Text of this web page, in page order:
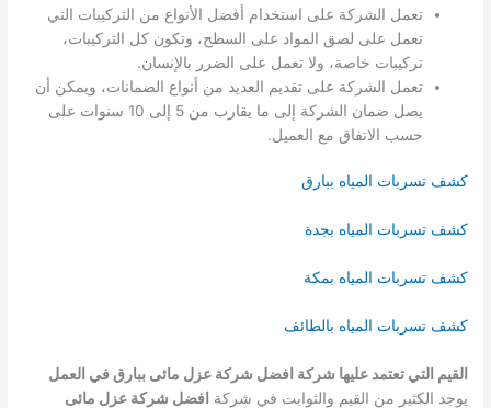
تعمل الشركة على استخدام أفضل الأنواع من التركيبات التي
تعمل على لصق المواد على السطح، وتكون كل التركيبات،
تركيبات خاصة، ولا تعمل على الضرر بالإنسان.
تعمل الشركة على تقديم العديد من أنواع الضمانات، ويمكن أن
يصل ضمان الشركة إلى ما يقارب من 5 إلى 10 سنوات على
حسب الاتفاق مع العميل.
كشف تسربات المياه ببارق
كشف تسربات المياه بجدة
كشف تسربات المياه بمكة
كشف تسربات المياه بالطائف
القيم التي تعتمد عليها شركة افضل شركة عزل مائى ببارق في العمل
يوجد الكثير من القيم والثوابت في شركة افضل شركة عزل مائى